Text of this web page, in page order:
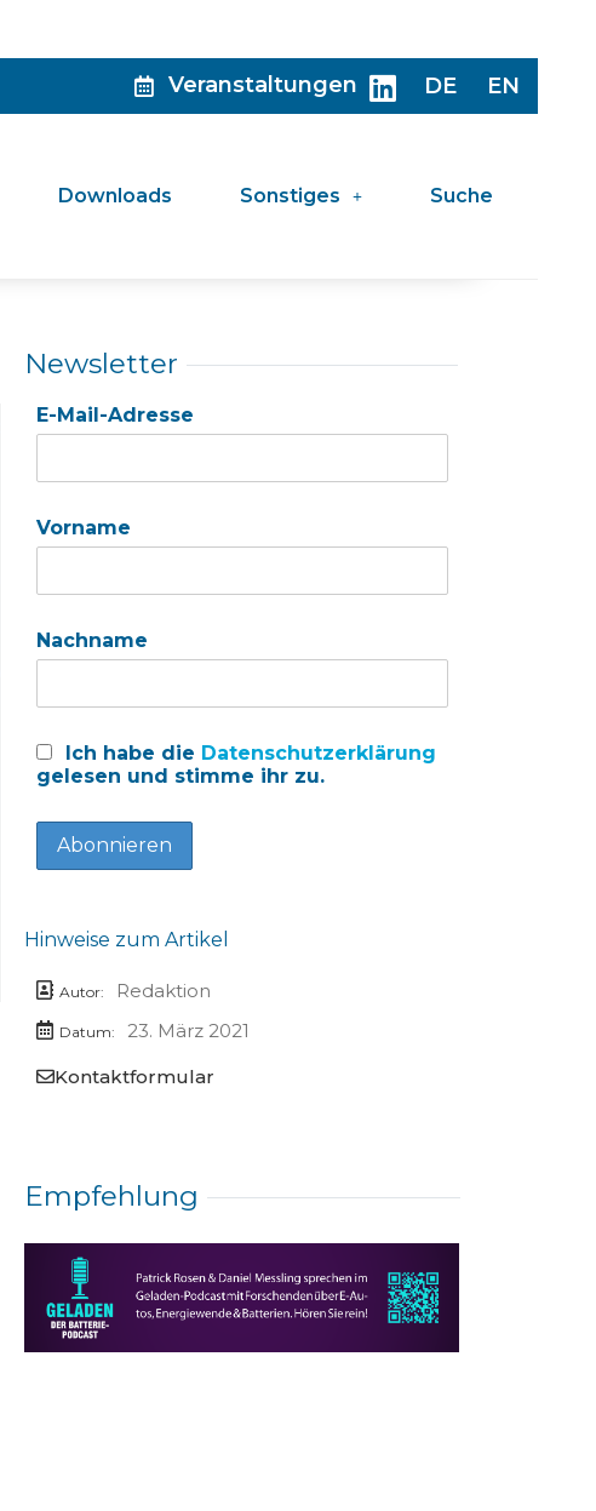
Veranstaltungen DE EN
Downloads Sonstiges Suche
Newsletter
E-Mail-Adresse
Vorname
Nachname
Ich habe die Datenschutzerklärung
gelesen und stimme ihr zu.
Hinweise zum Artikel
Autor: Redaktion
Datum:
23. März 2021
Kontaktformular
Empfehlung